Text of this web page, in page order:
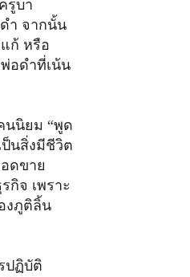
รูบา
ำ จากนั้น
ก้ หรือ
อดำที่เน้น
นนิยม “พูด
ป็นสิ่งมีชีวิต
ดขาย
กิจ เพราะ
งภูติลิ้น
ปฏิบัติ